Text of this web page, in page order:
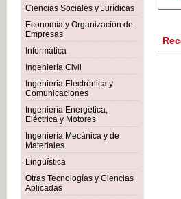
Ciencias Sociales y Jurídicas
Economía y Organización de
Empresas
Informática
Ingeniería Civil
Ingeniería Electrónica y
Comunicaciones
Ingeniería Energética,
Eléctrica y Motores
Ingeniería Mecánica y de
Materiales
Lingüística
Otras Tecnologías y Ciencias
Aplicadas